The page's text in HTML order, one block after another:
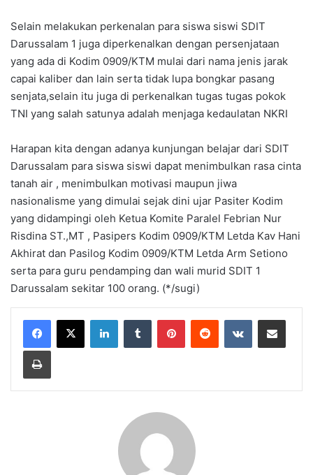
Selain melakukan perkenalan para siswa siswi SDIT
Darussalam 1 juga diperkenalkan dengan persenjataan
yang ada di Kodim 0909/KTM mulai dari nama jenis jarak
capai kaliber dan lain serta tidak lupa bongkar pasang
senjata,selain itu juga di perkenalkan tugas tugas pokok
TNI yang salah satunya adalah menjaga kedaulatan NKRI
Harapan kita dengan adanya kunjungan belajar dari SDIT
Darussalam para siswa siswi dapat menimbulkan rasa cinta
tanah air , menimbulkan motivasi maupun jiwa
nasionalisme yang dimulai sejak dini ujar Pasiter Kodim
yang didampingi oleh Ketua Komite Paralel Febrian Nur
Risdina ST.,MT , Pasipers Kodim 0909/KTM Letda Kav Hani
Akhirat dan Pasilog Kodim 0909/KTM Letda Arm Setiono
serta para guru pendamping dan wali murid SDIT 1
Darussalam sekitar 100 orang. (*/sugi)